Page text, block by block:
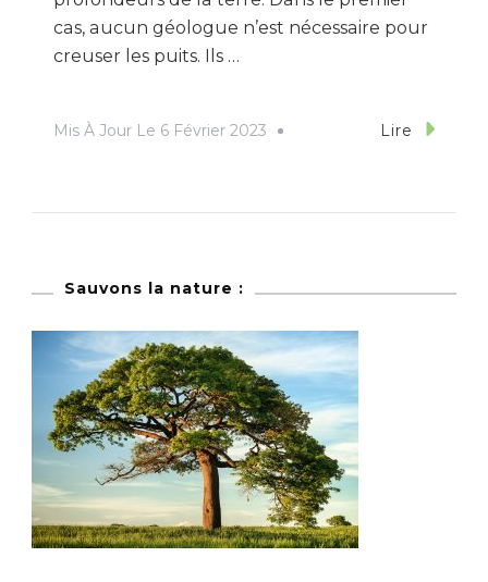
cas, aucun géologue n’est nécessaire pour
creuser les puits. Ils …
Mis À Jour Le 6 Février 2023 Lire
Sauvons la nature :